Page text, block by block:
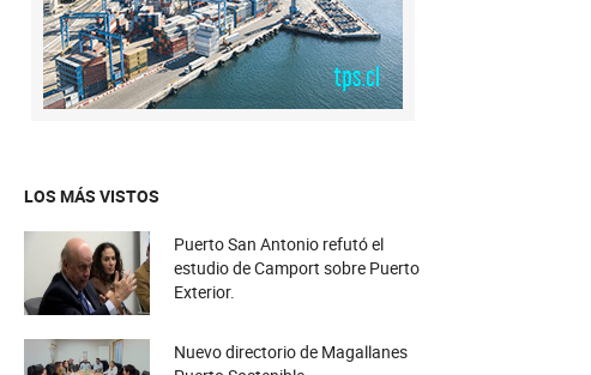
LOS MÁS VISTOS
Puerto San Antonio refutó el
estudio de Camport sobre Puerto
Exterior.
Nuevo directorio de Magallanes